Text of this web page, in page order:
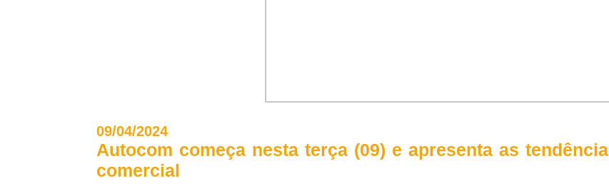
09/04/2024
Autocom começa nesta terça (09) e apresenta as
comercial